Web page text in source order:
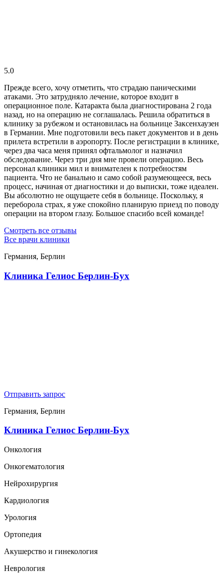
5.0
Прежде всего, хочу отметить, что страдаю паническими
атаками. Это затрудняло лечение, которое входит в
операционное поле. Катаракта была диагностирована 2 года
назад, но на операцию не соглашалась. Решила обратиться в
клинику за рубежом и остановилась на больнице Заксенхаузен
в Германии. Мне подготовили весь пакет документов и в день
прилета встретили в аэропорту. После регистрации в клинике,
через два часа меня принял офтальмолог и назначил
обследование. Через три дня мне провели операцию. Весь
персонал клиники мил и внимателен к потребностям
пациента. Что не банально и само собой разумеющееся, весь
процесс, начиная от диагностики и до выписки, тоже идеален.
Вы абсолютно не ощущаете себя в больнице. Поскольку, я
переборола страх, я уже спокойно планирую приезд по поводу
операции на втором глазу. Большое спасибо всей команде!
Смотреть все отзывы
Все врачи клиники
Германия, Берлин
Клиника Гелиос Берлин-Бух
Отправить запрос
Германия, Берлин
Клиника Гелиос Берлин-Бух
Онкология
Онкогематология
Нейрохирургия
Кардиология
Урология
Ортопедия
Акушерство и гинекология
Неврология